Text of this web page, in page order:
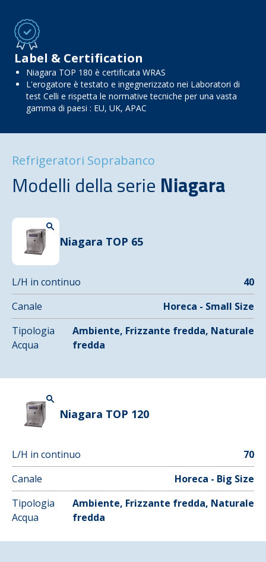
Label & Certification
Niagara TOP 180 è certificata WRAS
L'erogatore è testato e ingegnerizzato nei Laboratori di
test Celli e rispetta le normative tecniche per una vasta
gamma di paesi : EU, UK, APAC
Refrigeratori Soprabanco
Modelli della serie Niagara
Niagara TOP 65
L/H in continuo
40
Canale
Horeca - Small Size
Tipologia
Acqua
Ambiente, Frizzante fredda, Naturale
fredda
Niagara TOP 120
L/H in continuo
70
Canale
Horeca - Big Size
Tipologia
Acqua
Ambiente, Frizzante fredda, Naturale
fredda